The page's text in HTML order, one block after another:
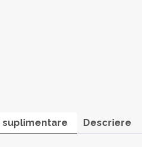
suplimentare Descriere